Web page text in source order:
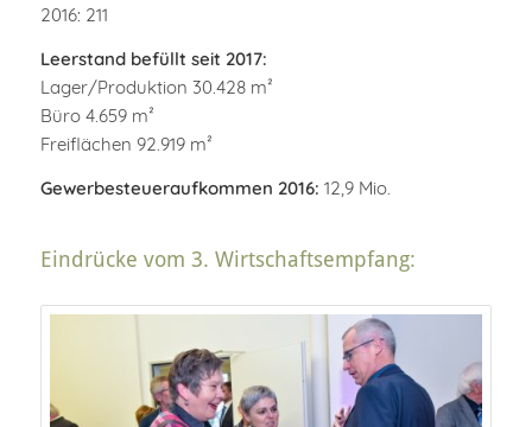
2016: 211
Leerstand befüllt seit 2017:
Lager/Produktion 30.428 m²
Büro 4.659 m²
Freiflächen 92.919 m²
Gewerbesteueraufkommen 2016: 12,9 Mio.
Eindrücke vom 3. Wirtschaftsempfang: